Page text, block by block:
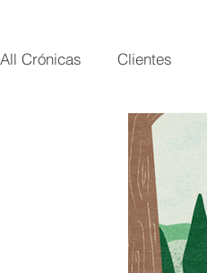
All Crónicas Clientes